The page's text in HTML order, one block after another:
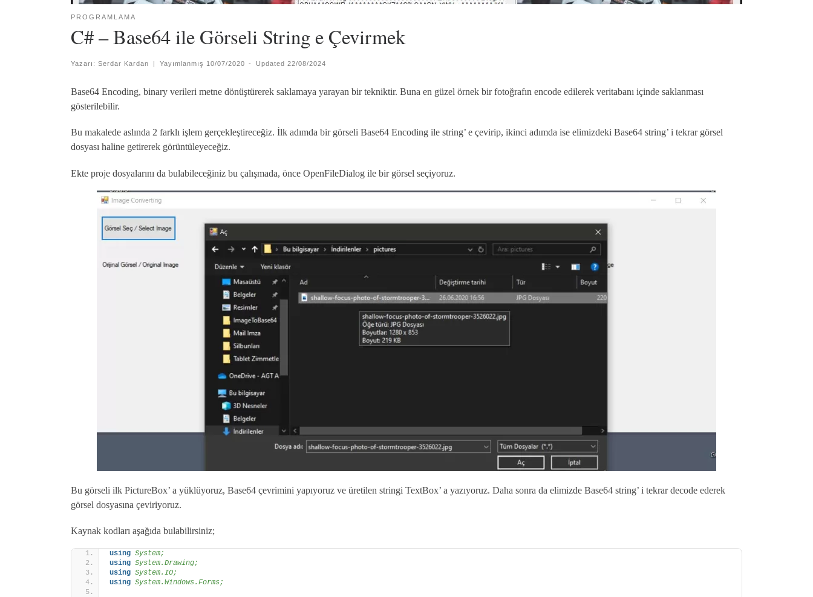
PROGRAMLAMA
C# – Base64 ile Görseli String e Çevirmek
Yazarı: Serdar Kardan | Yayımlanmış 10/07/2020 - Updated22/08/2024
Base64 Encoding, binary verileri metne dönüştürerek saklamaya yarayan bir tekniktir. Buna en güzel örnek bir fotoğrafın encode edilerek veritabanı içinde saklanması
gösterilebilir.
Bu makalede aslında 2 farklı işlem gerçekleştireceğiz. İlk adımda bir görseli Base64 Encoding ile string’ e çevirip, ikinci adımda ise elimizdeki Base64 string’ i tekrar görsel
dosyası haline getirerek görüntüleyeceğiz.
Ekte proje dosyalarını da bulabileceğiniz bu çalışmada, önce OpenFileDialog ile bir görsel seçiyoruz.
Bu görseli ilk PictureBox’ a yüklüyoruz, Base64 çevrimini yapıyoruz ve üretilen stringi TextBox’ a yazıyoruz. Daha sonra da elimizde Base64 string’ i tekrar decode ederek
görsel dosyasına çeviriyoruz.
Kaynak kodları aşağıda bulabilirsiniz;
using System;
using System.Drawing;
using System.IO;
using System.Windows.Forms;